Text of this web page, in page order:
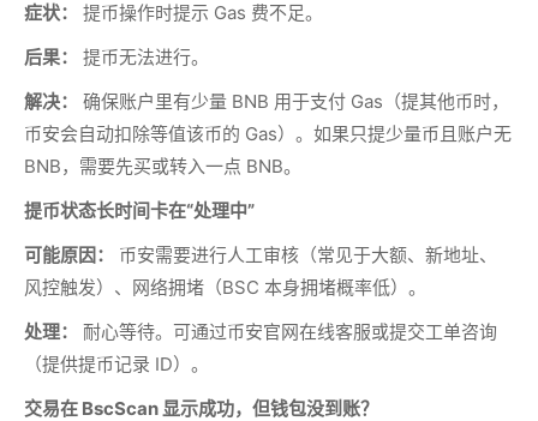
症状：
提币操作时提示 Gas 费不足。
后果：
提币无法进行。
解决：
确保账户里有少量 BNB 用于支付 Gas（提其他币时，
币安会自动扣除等值该币的 Gas）。如果只提少量币且账户无
BNB，需要先买或转入一点 BNB。
提币状态长时间卡在“处理中”
可能原因：
币安需要进行人工审核（常见于大额、新地址、
风控触发）、网络拥堵（BSC 本身拥堵概率低）。
处理：
耐心等待。可通过币安官网在线客服或提交工单咨询
（提供提币记录 ID）。
交易在 BscScan 显示成功，但钱包没到账？